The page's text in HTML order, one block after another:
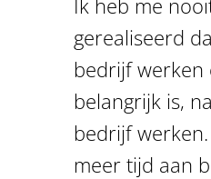
gerealiseerd
bedrijf werken
belangrijk is,
bedrijf
meer tijd aan